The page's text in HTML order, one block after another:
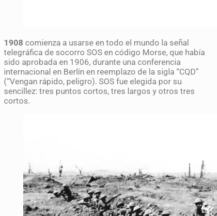
1908 comienza a usarse en todo el mundo la señal
telegráfica de socorro SOS en código Morse, que había
sido aprobada en 1906, durante una conferencia
internacional en Berlín en reemplazo de la sigla “CQD”
(“Vengan rápido, peligro). SOS fue elegida por su
sencillez: tres puntos cortos, tres largos y otros tres
cortos.